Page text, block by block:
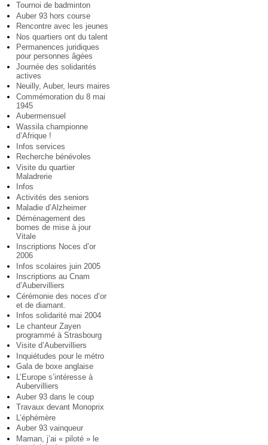
Tournoi de badminton
Auber 93 hors course
Rencontre avec les jeunes
Nos quartiers ont du talent
Permanences juridiques
pour personnes âgées
Journée des solidarités
actives
Neuilly, Auber, leurs maires
Commémoration du 8 mai
1945
Aubermensuel
Wassila championne
d’Afrique !
Infos services
Recherche bénévoles
Visite du quartier
Maladrerie
Infos
Activités des seniors
Maladie d’Alzheimer
Déménagement des
bornes de mise à jour
Vitale
Inscriptions Noces d’or
2006
Infos scolaires juin 2005
Inscriptions au Cnam
d’Aubervilliers
Cérémonie des noces d’or
et de diamant.
Infos solidarité mai 2004
Le chanteur Zayen
programmé à Strasbourg
Visite d’Aubervilliers
Inquiétudes pour le métro
Gala de boxe anglaise
L’Europe s’intéresse à
Aubervilliers
Auber 93 dans le coup
Travaux devant Monoprix
L’éphémère
Auber 93 vainqueur
Maman, j’ai « piloté » le